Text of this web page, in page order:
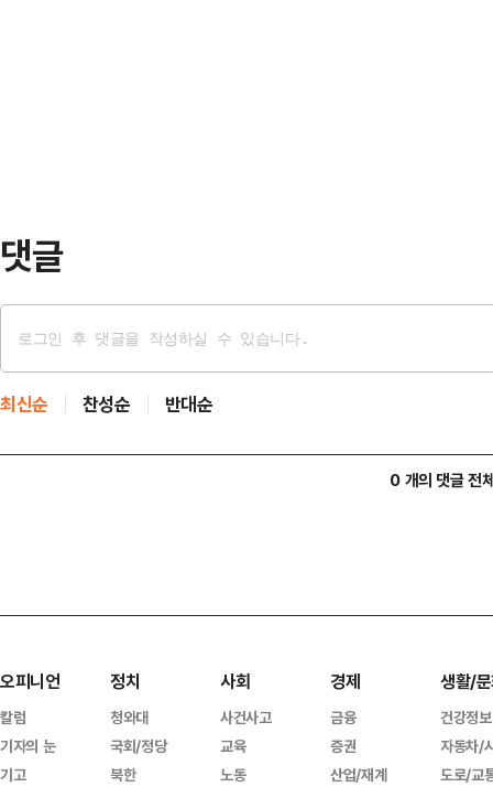
댓글
최신순 찬성순 반대순
0 개의 댓글 전
오피니언
칼럼
기자의 눈
기고
정치
청와대
국회/정당
북한
사회
사건사고
교육
노동
경제
금융
증권
산업/재계
생활/
건강정보
자동차/
도로/교